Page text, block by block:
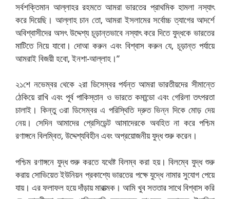
সর্বশক্তিমান আল্লাহর রহমতে আমরা ভারতের প্রাথমিক হামলা নস্যাৎ
করে দিয়েছি। আল্লাহ চান তো, আমরা ইসলামের সর্বোচ্চ ত্যাগের আদর্শে
অবিশ্বাসীদের অসৎ উদ্দেশ্য চূড়ান্তভাবে নস্যাৎ করে দিতে যুদ্ধকে ভারতের
মাটিতে নিয়ে যাবো। দোআ করুন এবং বিশ্বাস করুন যে, চূড়ান্ত পর্যায়ে
আমরাই বিজয়ী হবো, ইনশা-আল্লাহ।”
২১শে নভেম্বর থেকে ২রা ডিসেম্বর পর্যন্ত আমরা ভারতীয়দের সীমান্তে
ঠেকিয়ে রাখি এবং পূর্ব পাকিস্তান ও ভারতে কমান্ডো এবং গেরিলা তৎপরতা
চালাই। কিন্তু ৩রা ডিসেম্বর এ পরিস্থিতি দ্রুত ভিন্ন দিকে মোড় দেয়
নেয়। সেদিন আমাদের প্রেসিডেন্ট আমাদেরকে অবহিত না করে পশ্চিম
রণাঙ্গনে বিলম্বিত, উদ্দেশ্যবিহীন এবং অপ্রয়োজনীয় যুদ্ধ শুরু করেন।
পশ্চিম রণাঙ্গনে যুদ্ধ শুরু করতে যথেষ্ট বিলম্ব করা হয়। বিলম্বে যুদ্ধ শুরু
করায় সোভিয়েত ইউনিয়ন প্রকাশ্যে ভারতের পক্ষে যুদ্ধে নামার সুযোগ পেয়ে
যায়। এর ফলাফল হয়ে দাঁড়ায় মারাত্মক। আমি খুব সততার সাথে বিশ্বাস করি